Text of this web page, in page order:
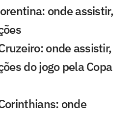
onde assistir,
onde assistir,
do jogo pela Copa
onde